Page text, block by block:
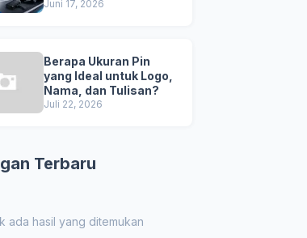
Juni 17, 2026
Berapa Ukuran Pin
yang Ideal untuk Logo,
Nama, dan Tulisan?
Juli 22, 2026
Terbaru
ada hasil yang ditemukan